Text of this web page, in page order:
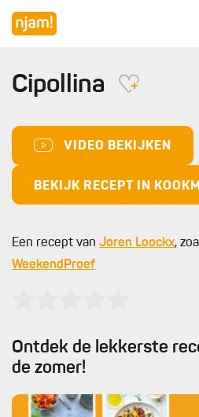
Cipollina
VIDEO BEKIJKEN
BEKIJK RECEPT IN
Een recept van Joren Loockx,
WeekendProef
Ontdek de lekkerste
de zomer!